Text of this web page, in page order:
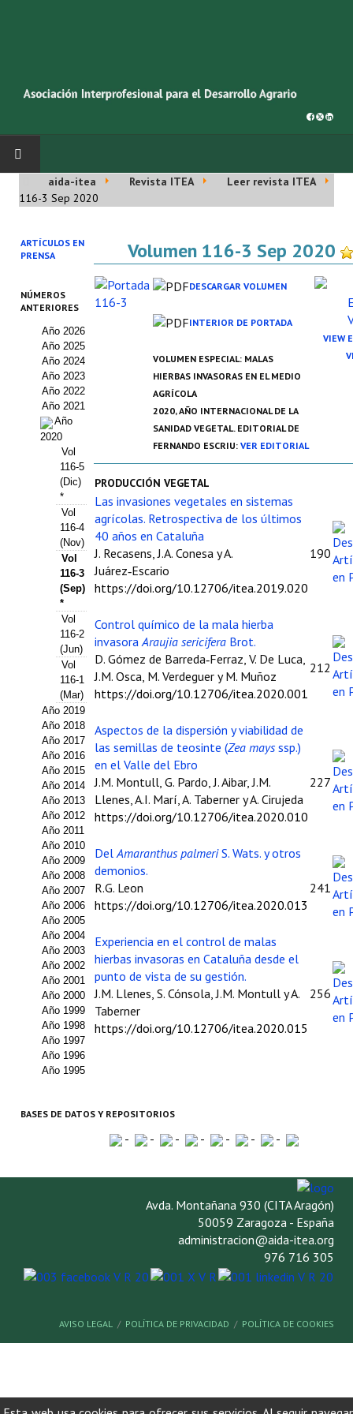
INICIO
Asociación AIDA
Cincuentenario AIDA
Organigrama
Estatutos
Hacerse socio
Noticias
Galería de Fotos
Web AIDA 2.0
REVISTA ITEA
Presentación ITEA
Equipo Editorial
Leer revista ITEA
Directrices para autores/as
Políticas Editoriales
Propuesta Volumen Especial
Sello Calidad FECYT
Premio Prensa Agraria
Buscador de Artículos
JORNADAS AIDA
Presentación Jornadas
Comunicaciones
Jornadas PAM 2026
Premio Jóvenes Investigadores
Buscador de Comunicaciones
Buscador de Comunicaciones
aida-itea Revista ITEA
Leer revista ITEA
116-3 Sep 2020
ARTÍCULOS EN
PRENSA
NÚMEROS
ANTERIORES
Año 2026
Año 2025
Año 2024
Año 2023
Año 2022
Año 2021
Año
2020
Vol
116-5
(Dic)
*
Vol
116-4
(Nov)
Vol
116-3
(Sep)
*
Vol
116-2
(Jun)
Vol
116-1
(Mar)
Año 2019
Año 2018
Año 2017
Año 2016
Año 2015
Año 2014
Año 2013
Año 2012
Año 2011
Año 2010
Año 2009
Año 2008
Año 2007
Año 2006
Año 2005
Año 2004
Año 2003
Año 2002
Año 2001
Año 2000
Año 1999
Año 1998
Año 1997
Año 1996
Año 1995
Volumen 116-3 Sep 2020
DESCARGAR VOLUMEN
INTERIOR DE PORTADA
VOLUMEN ESPECIAL: MALAS
HIERBAS INVASORAS EN EL MEDIO
AGRÍCOLA
2020, AÑO INTERNACIONAL DE LA
SANIDAD VEGETAL. EDITORIAL DE
FERNANDO ESCRIU: VER EDITORIAL
VIEW
PRODUCCIÓN VEGETAL
Las invasiones vegetales en sistemas
agrícolas. Retrospectiva de los últimos
40 años en Cataluña
J. Recasens, J.A. Conesa y A.
Juárez‑Escario
https://doi.org/10.12706/itea.2019.020
190
Control químico de la mala hierba
invasoraAraujia sericifera Brot.
D. Gómez de Barreda‑Ferraz, V. De Luca,
J.M. Osca, M. Verdeguer y M. Muñoz
https://doi.org/10.12706/itea.2020.001
212
Aspectos de la dispersión y viabilidad de
las semillas de teosinte (Zea maysssp.)
en el Valle del Ebro
J.M. Montull, G. Pardo, J. Aibar, J.M.
Llenes, A.I. Marí, A. Taberner y A. Cirujeda
https://doi.org/10.12706/itea.2020.010
227
DelAmaranthus palmeriS. Wats. y otros
demonios.
R.G. Leon
https://doi.org/10.12706/itea.2020.013
241
Experiencia en el control de malas
hierbas invasoras en Cataluña desde el
punto de vista de su gestión.
J.M. Llenes, S. Cónsola, J.M. Montull y A.
Taberner
https://doi.org/10.12706/itea.2020.015
256
BASES DE DATOS Y REPOSITORIOS
- - - - - - -
Avda. Montañana 930 (CITA Aragón)
50059 Zaragoza - España
administracion@aida-itea.org
976 716 305
AVISO LEGAL POLÍTICA DE PRIVACIDAD POLÍTICA DE COOKIES